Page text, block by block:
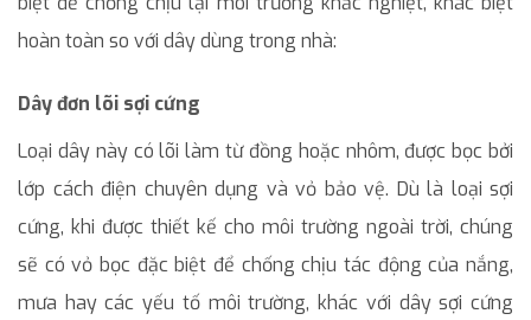
hoàn toàn so với dây dùng trong nhà:
Dây đơn lõi sợi cứng
Loại dây này có lõi làm từ đồng hoặc nhôm, được bọc bởi
lớp cách điện chuyên dụng và vỏ bảo vệ. Dù là loại sợi
cứng, khi được thiết kế cho môi trường ngoài trời, chúng
sẽ có vỏ bọc đặc biệt để chống chịu tác động của nắng,
mưa hay các yếu tố môi trường, khác với dây sợi cứng